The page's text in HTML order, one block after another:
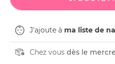
J'ajoute à ma liste de
Chez vous dès le